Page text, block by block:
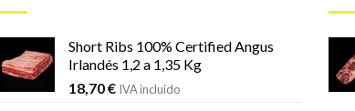
Short Ribs 100% Certified Angus
Irlandés 1,2 a 1,35 Kg
18,70€ IVA incluido